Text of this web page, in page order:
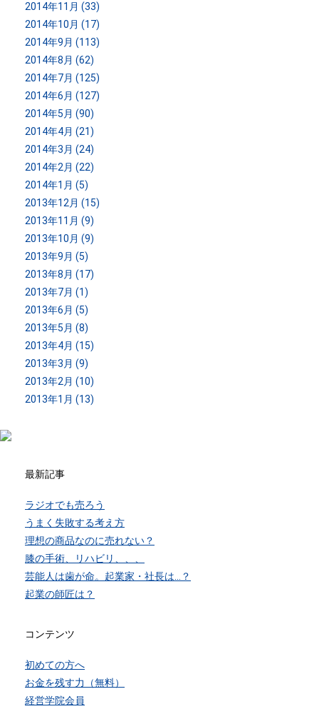
2014年11月 (33)
2014年10月 (17)
2014年9月 (113)
2014年8月 (62)
2014年7月 (125)
2014年6月 (127)
2014年5月 (90)
2014年4月 (21)
2014年3月 (24)
2014年2月 (22)
2014年1月 (5)
2013年12月 (15)
2013年11月 (9)
2013年10月 (9)
2013年9月 (5)
2013年8月 (17)
2013年7月 (1)
2013年6月 (5)
2013年5月 (8)
2013年4月 (15)
2013年3月 (9)
2013年2月 (10)
2013年1月 (13)
最新記事
ラジオでも売ろう
うまく失敗する考え方
理想の商品なのに売れない？
膝の手術、リハビリ、、、
芸能人は歯が命。起業家・社長は…？
起業の師匠は？
コンテンツ
初めての方へ
お金を残す力（無料）
経営学院会員